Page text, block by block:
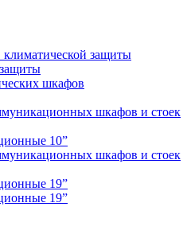
защиты
шкафов
шкафов и стоек
10”
шкафов и стоек
19”
19”